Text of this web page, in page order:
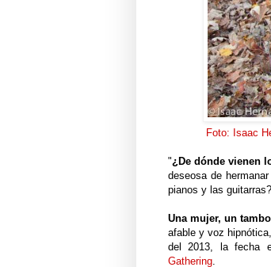
Foto: Isaac
"¿De dónde vienen
deseosa de
pianos y las
Una mujer, un
afable y voz
del 2013, la fecha
Gathering